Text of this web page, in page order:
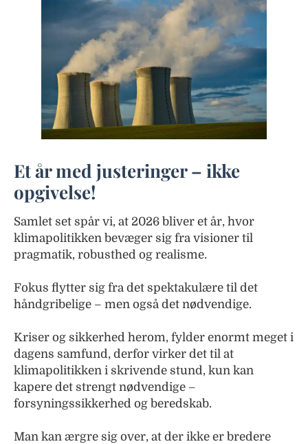
Et år med justeringer – ikke
opgivelse!
Samlet set spår vi, at 2026 bliver et år, hvor
klimapolitikken bevæger sig fra visioner til
pragmatik, robusthed og realisme.
Fokus flytter sig fra det spektakulære til det
håndgribelige – men også det nødvendige.
Kriser og sikkerhed herom, fylder enormt meget i
dagens samfund, derfor virker det til at
klimapolitikken i skrivende stund, kun kan
kapere det strengt nødvendige –
forsyningssikkerhed og beredskab.
Man kan ærgre sig over, at der ikke er bredere